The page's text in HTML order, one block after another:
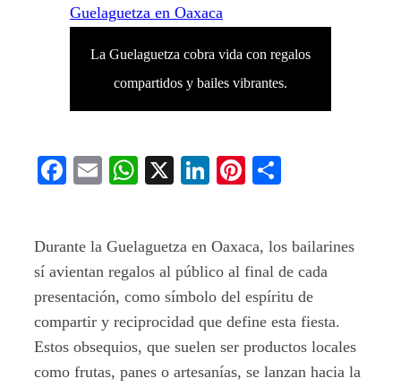
La Guelaguetza cobra vida con regalos
compartidos y bailes vibrantes.
Facebook
EmailWhatsApp
X LinkedIn
Pinterest
Durante la Guelaguetza en Oaxaca, los bailarines
sí avientan regalos al público al final de cada
presentación, como símbolo del espíritu de
compartir y reciprocidad que define esta fiesta.
Estos obsequios, que suelen ser productos locales
como frutas, panes o artesanías, se lanzan hacia la